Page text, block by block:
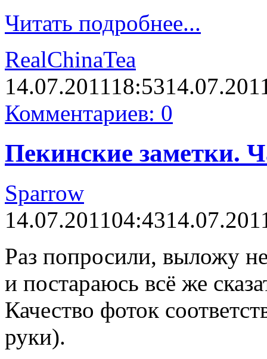
Читать подробнее...
RealChinaTea
14.07.201118:53
Комментариев: 0
Пекинские заметки.
Sparrow
14.07.2011 04:43
Раз попросили, выложу
и постараюсь всё же
Качество фоток
руки).